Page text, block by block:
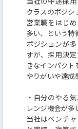
クラスのポジシ
営業職をはじ
多い、という特
ポジションが
すが、採用決
きなインパクト
やりがいや達成
・自分のやる
レンジ機会が多
当社はベンチ